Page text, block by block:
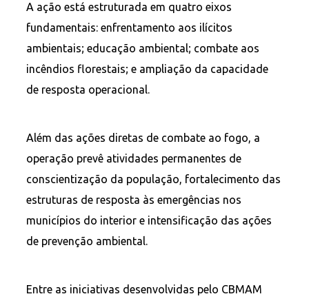
A ação está estruturada em quatro eixos
fundamentais: enfrentamento aos ilícitos
ambientais; educação ambiental; combate aos
incêndios florestais; e ampliação da capacidade
de resposta operacional.
Além das ações diretas de combate ao fogo, a
operação prevê atividades permanentes de
conscientização da população, fortalecimento das
estruturas de resposta às emergências nos
municípios do interior e intensificação das ações
de prevenção ambiental.
Entre as iniciativas desenvolvidas pelo CBMAM